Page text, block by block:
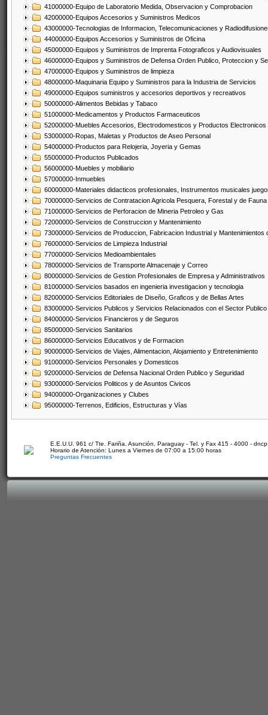
41000000-Equipo de Laboratorio Medida, Observacion y Comprobacion
42000000-Equipos Accesorios y Suministros Medicos
43000000-Tecnologias de Informacion, Telecomunicaciones y
44000000-Equipos Accesorios y Suministros de Oficina
45000000-Equipos y Suministros de Imprenta Fotograficos y Audiovisuales
46000000-Equipos y Suministros de Defensa Orden Publico, Proteccion y
47000000-Equipos y Suministros de limpieza
48000000-Maquinaria Equipo y Suministros para la Industria de Servicios
49000000-Equipos suministros y accesorios deportivos y recreativos
50000000-Alimentos Bebidas y Tabaco
51000000-Medicamentos y Productos Farmaceuticos
52000000-Muebles Accesorios, Electrodomesticos y Productos Electronicos
53000000-Ropas, Maletas y Productos de Aseo Personal
54000000-Productos para Relojeria, Joyeria y Gemas
55000000-Productos Publicados
56000000-Muebles y mobiliario
57000000-Inmuebles
60000000-Materiales didacticos profesionales, Instrumentos musicales
70000000-Servicios de Contratacion Agricola Pesquera, Forestal y de Fauna
71000000-Servicios de Perforacion de Mineria Petroleo y Gas
72000000-Servicios de Construccion y Mantenimiento
73000000-Servicios de Produccion, Fabricacion Industrial y Mantenimientos
76000000-Servicios de Limpieza Industrial
77000000-Servicios Medioambientales
78000000-Servicios de Transporte Almacenaje y Correo
80000000-Servicios de Gestion Profesionales de Empresa y Administrativos
81000000-Servicios basados en ingenieria investigacion y tecnologia
82000000-Servicios Editoriales de Diseño, Graficos y de Bellas Artes
83000000-Servicios Publicos y Servicios Relacionados con el Sector Publico
84000000-Servicios Financieros y de Seguros
85000000-Servicios Sanitarios
86000000-Servicios Educativos y de Formacion
90000000-Servicios de Viajes, Alimentacion, Alojamiento y Entretenimiento
91000000-Servicios Personales y Domesticos
92000000-Servicios de Defensa Nacional Orden Publico y Seguridad
93000000-Servicios Politicos y de Asuntos Civicos
94000000-Organizaciones y Clubes
95000000-Terrenos, Edificios, Estructuras y Vías
E.E.U.U. 961 c/ Tte. Fariña. Asunción, Paraguay - Tel. y Fax 415 - 4000 -
Horario de Atención: Lunes a Viernes de 07:00 a 15:00 horas
Preguntas Frecuentes